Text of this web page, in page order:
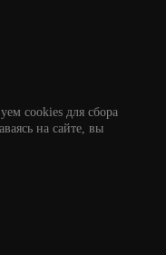
cookies для сбора
на сайте, вы